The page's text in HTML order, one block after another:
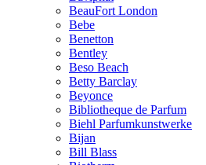
BeauFort London
Bebe
Benetton
Bentley
Beso Beach
Betty Barclay
Beyonce
Bibliotheque de Parfum
Biehl Parfumkunstwerke
Bijan
Bill Blass